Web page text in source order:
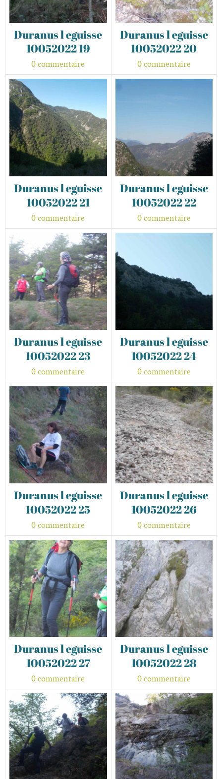
Duranus l eguisse
10052022 19
0 commentaire
Duranus l eguisse
10052022 20
0 commentaire
Duranus l eguisse
10052022 21
0 commentaire
Duranus l eguisse
10052022 22
0 commentaire
Duranus l eguisse
10052022 23
0 commentaire
Duranus l eguisse
10052022 24
0 commentaire
Duranus l eguisse
10052022 25
0 commentaire
Duranus l eguisse
10052022 26
0 commentaire
Duranus l eguisse
10052022 27
0 commentaire
Duranus l eguisse
10052022 28
0 commentaire